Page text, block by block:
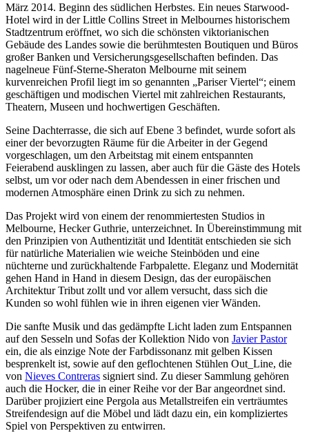
März 2014. Beginn des südlichen Herbstes. Ein neues Starwood-
Hotel wird in der Little Collins Street in Melbournes historischem
Stadtzentrum eröffnet, wo sich die schönsten viktorianischen
Gebäude des Landes sowie die berühmtesten Boutiquen und Büros
großer Banken und Versicherungsgesellschaften befinden. Das
nagelneue Fünf-Sterne-Sheraton Melbourne mit seinem
kurvenreichen Profil liegt im so genannten „Pariser Viertel“; einem
geschäftigen und modischen Viertel mit zahlreichen Restaurants,
Theatern, Museen und hochwertigen Geschäften.
Seine Dachterrasse, die sich auf Ebene 3 befindet, wurde sofort als
einer der bevorzugten Räume für die Arbeiter in der Gegend
vorgeschlagen, um den Arbeitstag mit einem entspannten
Feierabend ausklingen zu lassen, aber auch für die Gäste des Hotels
selbst, um vor oder nach dem Abendessen in einer frischen und
modernen Atmosphäre einen Drink zu sich zu nehmen.
Das Projekt wird von einem der renommiertesten Studios in
Melbourne, Hecker Guthrie, unterzeichnet. In Übereinstimmung mit
den Prinzipien von Authentizität und Identität entschieden sie sich
für natürliche Materialien wie weiche Steinböden und eine
nüchterne und zurückhaltende Farbpalette. Eleganz und Modernität
gehen Hand in Hand in diesem Design, das der europäischen
Architektur Tribut zollt und vor allem versucht, dass sich die
Kunden so wohl fühlen wie in ihren eigenen vier Wänden.
Die sanfte Musik und das gedämpfte Licht laden zum Entspannen
auf den Sesseln und Sofas der Kollektion Nido von Javier Pastor
ein, die als einzige Note der Farbdissonanz mit gelben Kissen
besprenkelt ist, sowie auf den geflochtenen Stühlen Out_Line, die
von Nieves Contreras signiert sind. Zu dieser Sammlung gehören
auch die Hocker, die in einer Reihe vor der Bar angeordnet sind.
Darüber projiziert eine Pergola aus Metallstreifen ein verträumtes
Streifendesign auf die Möbel und lädt dazu ein, ein kompliziertes
Spiel von Perspektiven zu entwirren.